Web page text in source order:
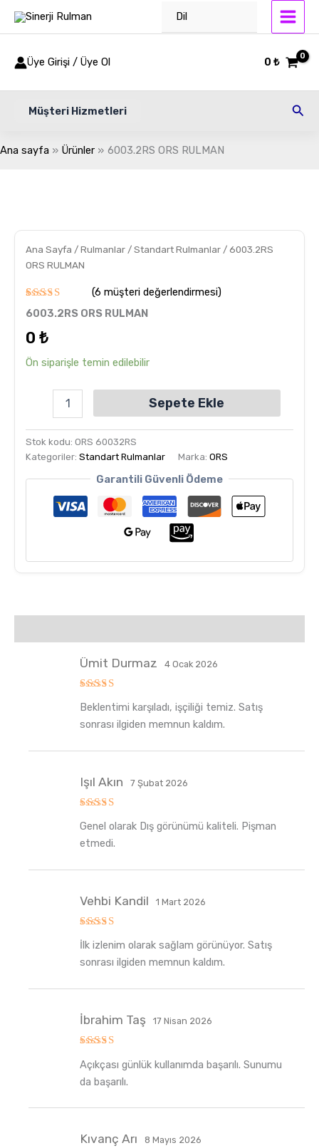
atla
Dil
Üye Girişi / Üye Ol 0₺
Müşteri Hizmetleri
Ana sayfa Ürünler 6003.2RS ORS RULMAN
Ana Sayfa /Rulmanlar /Standart Rulmanlar / 6003.2RS
ORS RULMAN
6müşteri
puanına
5
5.00puan
aldı
(6 müşteri değerlendirmesi)
6003.2RS ORS RULMAN
0 ₺
Ön siparişle temin edilebilir
Sepete Ekle
Stok kodu: ORS 60032RS
Kategoriler: Standart Rulmanlar Marka: ORS
Garantili Güvenli Ödeme
üzerinden
oy aldı
Ümit Durmaz 4 Ocak 2026
Beklentimi karşıladı, işçiliği temiz. Satış
sonrası ilgiden memnun kaldım.
üzerinden
oy aldı
Işıl Akın 7 Şubat 2026
Genel olarak Dış görünümü kaliteli. Pişman
etmedi.
üzerinden
oy aldı
Vehbi Kandil 1 Mart 2026
İlk izlenim olarak sağlam görünüyor. Satış
sonrası ilgiden memnun kaldım.
üzerinden
5
oy aldı
İbrahim Taş 17 Nisan 2026
Açıkçası günlük kullanımda başarılı. Sunumu
da başarılı.
Kıvanç Arı 8 Mayıs 2026